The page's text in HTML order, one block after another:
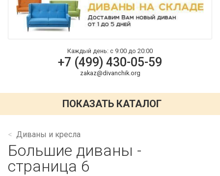
Контакты
Каждый день: с 9:00 до 20:00
+7 (499) 430-05-59
zakaz@divanchik.org
ПОКАЗАТЬ КАТАЛОГ
Диваны и кресла
Большие диваны -
страница 6